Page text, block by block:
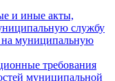
и иные акты,
службу
на муниципальную
требования
муниципальной